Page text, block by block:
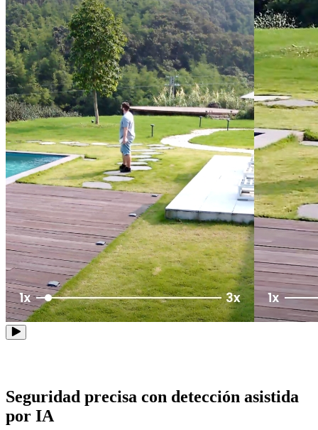
Seguridad precisa con detección asistida
por IA